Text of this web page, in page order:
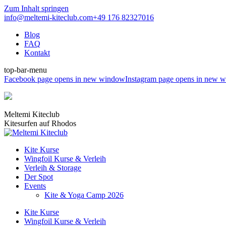
Zum Inhalt springen
info@meltemi-kiteclub.com+49 176 82327016
Blog
FAQ
Kontakt
top-bar-menu
Facebook page opens in new windowInstagram page opens in new
Meltemi Kiteclub
Kitesurfen auf Rhodos
Kite Kurse
Wingfoil Kurse & Verleih
Verleih & Storage
Der Spot
Events
Kite & Yoga Camp 2026
Kite Kurse
Wingfoil Kurse & Verleih